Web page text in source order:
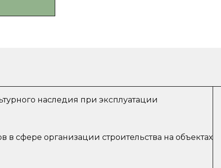
наследия при эксплуатации
в сфере организации строительства на объектах